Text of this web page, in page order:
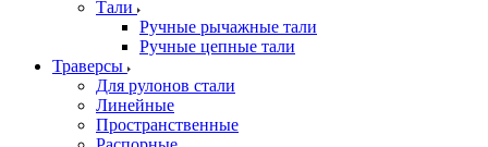
Тали
Ручные рычажные тали
Ручные цепные тали
Траверсы
Для рулонов стали
Линейные
Пространственные